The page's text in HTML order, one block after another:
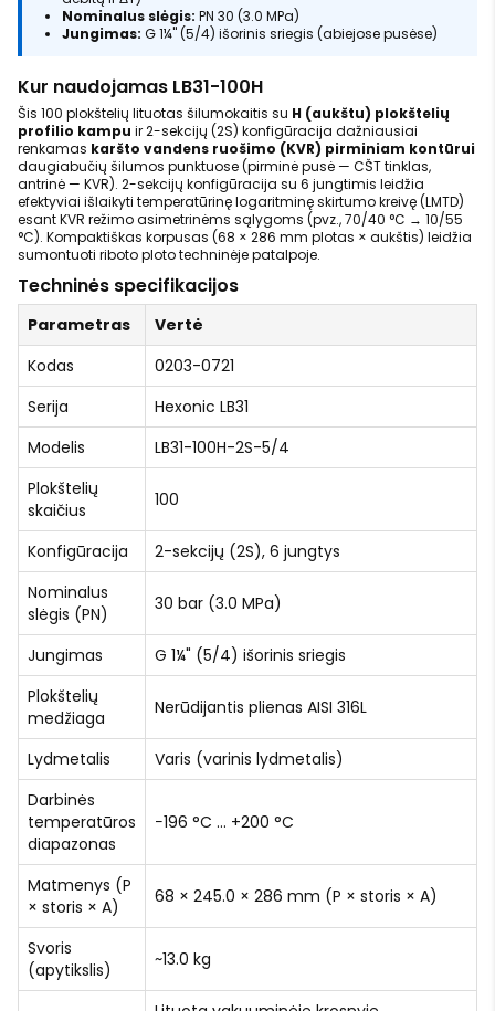
Nominalus slėgis: PN 30 (3.0 MPa)
Jungimas: G 1¼" (5/4) išorinis sriegis (abiejose pusėse)
Kur naudojamas LB31-100H
Šis 100 plokštelių lituotas šilumokaitis su H (aukštu) plokštelių
profilio kampu ir 2-sekcijų (2S) konfigūracija dažniausiai
renkamas karšto vandens ruošimo (KVR) pirminiam kontūrui
daugiabučių šilumos punktuose (pirminė pusė — CŠT tinklas,
antrinė — KVR). 2-sekcijų konfigūracija su 6 jungtimis leidžia
efektyviai išlaikyti temperatūrinę logaritminę skirtumo kreivę (LMTD)
esant KVR režimo asimetrinėms sąlygoms (pvz., 70/40 °C → 10/55
°C). Kompaktiškas korpusas (68 × 286 mm plotas × aukštis) leidžia
sumontuoti riboto ploto techninėje patalpoje.
Techninės specifikacijos
Parametras
Vertė
Kodas
0203-0721
Serija
Hexonic LB31
Modelis
LB31-100H-2S-5/4
Plokštelių
skaičius
100
Konfigūracija
2-sekcijų (2S), 6 jungtys
Nominalus
slėgis (PN)
30 bar (3.0 MPa)
Jungimas
G 1¼" (5/4) išorinis sriegis
Plokštelių
medžiaga
Nerūdijantis plienas AISI 316L
Lydmetalis
Varis (varinis lydmetalis)
Darbinės
temperatūros
diapazonas
−196 °C … +200 °C
Matmenys (P
× storis × A)
68 × 245.0 × 286 mm (P × storis × A)
Svoris
(apytikslis)
~13.0 kg